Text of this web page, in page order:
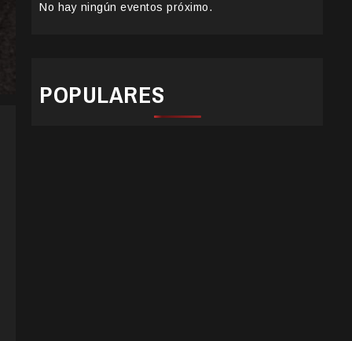
No hay ningún eventos próximo.
POPULARES